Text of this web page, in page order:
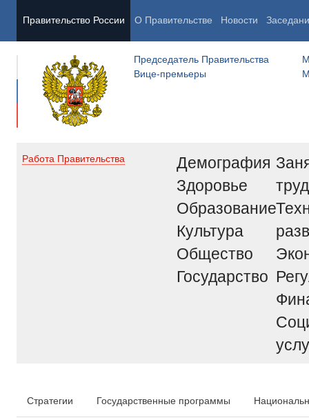
Правительство России О Правительстве Новости
Председатель Правительства
Вице-премьеры
Работа Правительства
Демография
Здоровье
Образование
Культура
Общество
Государство
труд
Стратегии Государственные программы